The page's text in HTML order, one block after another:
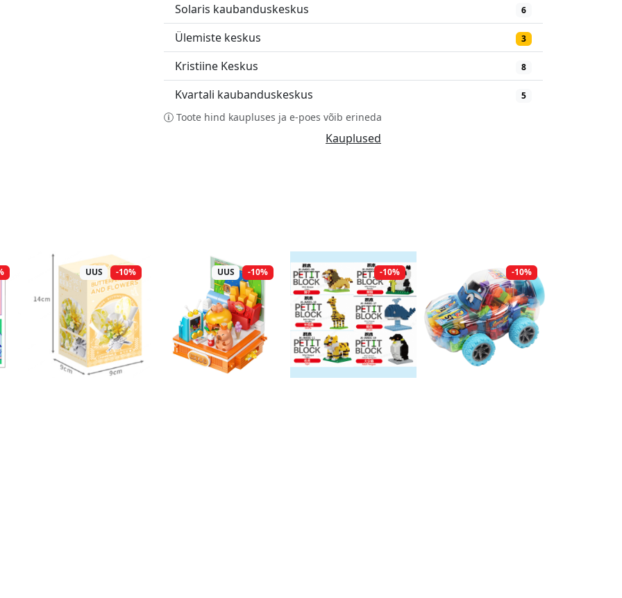
Solaris kaubanduskeskus 6
Ülemiste keskus 3
Kristiine Keskus 8
Kvartali kaubanduskeskus 5
Toote hind kaupluses ja e-poes võib erineda
Kauplused
UUS -10% UUS -10% -10% -10%